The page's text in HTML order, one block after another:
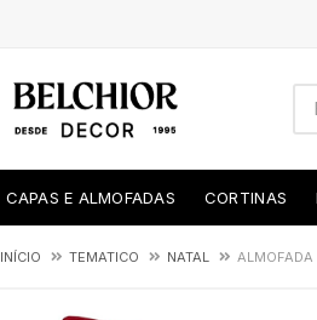
CAPAS E ALMOFADAS CORTINAS
INÍCIO TEMATICO NATAL